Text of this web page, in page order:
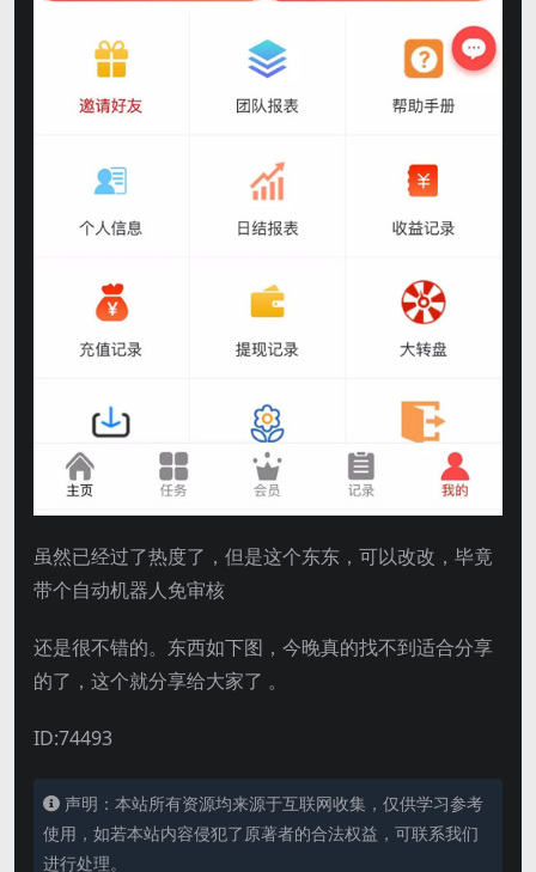
虽然已经过了热度了，但是这个东东，可以改改，毕竟
带个自动机器人免审核
还是很不错的。东西如下图，今晚真的找不到适合分享
的了，这个就分享给大家了 。
ID:74493
声明：本站所有资源均来源于互联网收集，仅供学习参考
使用，如若本站内容侵犯了原著者的合法权益，可联系我们
进行处理。